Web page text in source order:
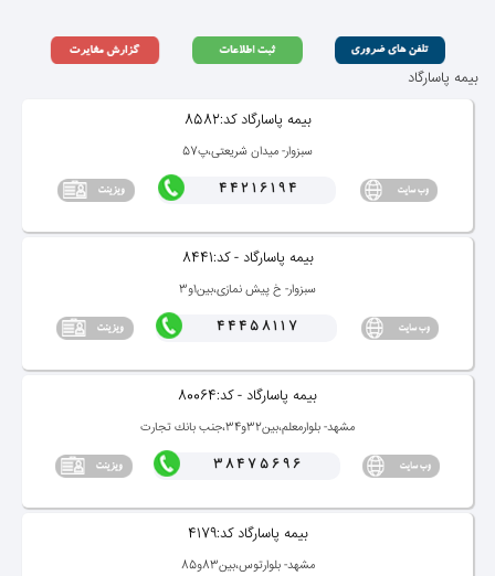
بیمه پاسارگاد
بیمه پاسارگاد كد:8582
سبزوار- میدان شریعتی،پ57
44216194
بیمه پاسارگاد - كد:8441
سبزوار- خ پیش نمازی،بین1و3
44458117
بیمه پاسارگاد - كد:80064
مشهد- بلوارمعلم،بین32و34،جنب بانك تجارت
38475696
بیمه پاسارگاد كد:4179
مشهد- بلوارتوس،بین83و85